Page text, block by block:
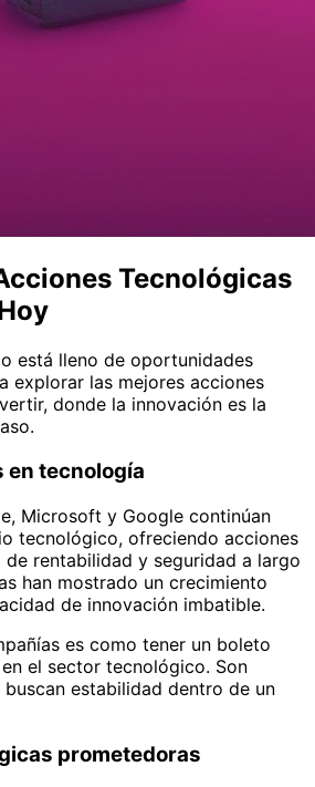
Tecnológicas
está lleno de oportunidades
explorar las mejores acciones
donde la innovación es la
en tecnología
Microsoft y Google continúan
tecnológico, ofreciendo acciones
de rentabilidad y seguridad a largo
han mostrado un crecimiento
de innovación imbatible.
es como tener un boleto
el sector tecnológico. Son
buscan estabilidad dentro de un
prometedoras